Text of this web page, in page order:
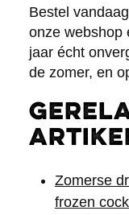
Bestel
onze webshop
jaar écht
de zomer, en
Zomerse
frozen